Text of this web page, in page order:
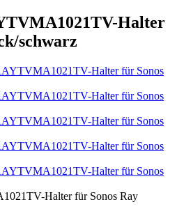
Halter
schwarz